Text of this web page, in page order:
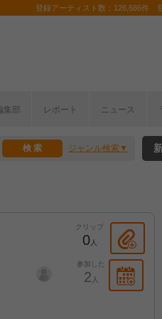
登録アーティスト数：126,686件
集部 レポート ニュース
ジャンル検索
クリップ
0人
参加した
2 人